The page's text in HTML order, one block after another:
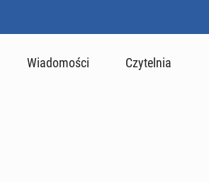
Wiadomości Czytelnia